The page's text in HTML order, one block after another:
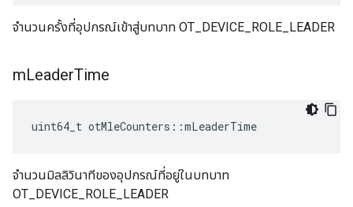
จำนวนครั้งที่อุปกรณ์เข้าสู่บทบาท OT_DEVICE_ROLE_LEADER
mLeaderTime
uint64_t otMleCounters ::mLeaderTime
จำนวนมิลลิวินาทีของอุปกรณ์ที่อยู่ในบทบาท
OT_DEVICE_ROLE_LEADER